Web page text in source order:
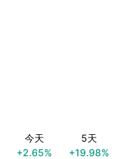
今天
+2.65%
5天
+19.98%